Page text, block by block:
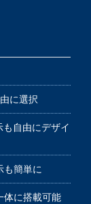
に選択
自由にデザイ
も簡単に
体に搭載可能